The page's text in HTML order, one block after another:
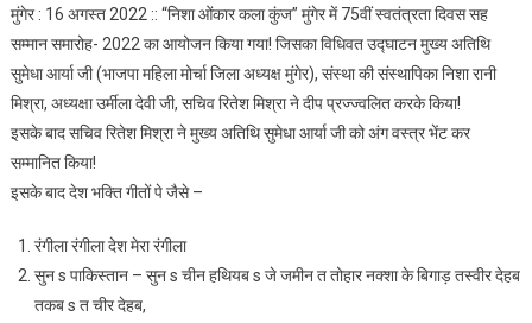
आयोजन
मुंगेर : 16 अगस्त 2022 :: “निशा ओंकार कला कुंज” मुंगेर में 75वीं स्वतंत्रता दिवस सह
सम्मान समारोह- 2022 का आयोजन किया गया! जिसका विधिवत उद्घाटन मुख्य अतिथि
सुमेधा आर्या जी (भाजपा महिला मोर्चा जिला अध्यक्ष मुंगेर), संस्था की संस्थापिका निशा रानी
मिश्रा, अध्यक्षा उर्मीला देवी जी, सचिव रितेश मिश्रा ने दीप प्रज्ज्वलित करके किया!
इसके बाद सचिव रितेश मिश्रा ने मुख्य अतिथि सुमेधा आर्या जी को अंग वस्त्र भेंट कर
सम्मानित किया!
इसके बाद देश भक्ति गीतों पे जैसे –
रंगीला रंगीला देश मेरा रंगीला
सुन s पाकिस्तान – सुन s चीन हथियब s जे जमीन त तोहार नक्शा के बिगाड़ तस्वीर देहब
तकब s त चीर देहब,